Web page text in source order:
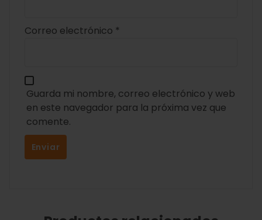
Correo electrónico *
Guarda mi nombre, correo electrónico y web
en este navegador para la próxima vez que
comente.